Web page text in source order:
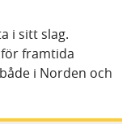
i sitt slag.
framtida
i Norden och